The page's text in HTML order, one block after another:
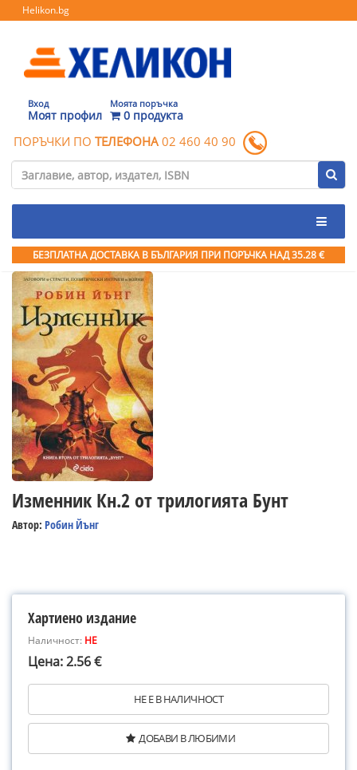
Helikon.bg
Вход
Моят профил
Моята поръчка
0 продукта
ПОРЪЧКИ ПО ТЕЛЕФОНА 02 460 40 90
БЕЗПЛАТНА ДОСТАВКА В БЪЛГАРИЯ ПРИ ПОРЪЧКА НАД 35.28 €
Изменник Кн.2 от трилогията Бунт
Автор: Робин Йънг
Хартиено издание
Наличност: НЕ
Цена: 2.56 €
НЕ Е В НАЛИЧНОСТ
ДОБАВИ В ЛЮБИМИ